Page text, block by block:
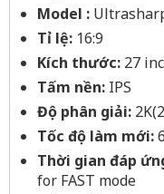
Model :
Tỉ lệ: 16:9
Kích thước: 27
Tấm nền: IPS
Độ phân giải:
Tốc độ làm mới:
Thời gian đáp
for FAST mode